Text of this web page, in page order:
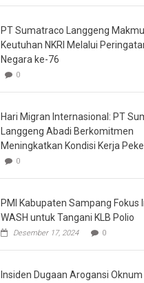
PT Sumatraco Langgeng
Keutuhan NKRI Melalui
Negara ke-76
0
Hari Migran Internasional: PT
Langgeng Abadi Berkomitmen
Meningkatkan Kondisi Kerja
0
PMI Kabupaten Sampang Fokus
WASH untuk Tangani KLB Polio
Desember 17, 2024 0
Insiden Dugaan Arogansi